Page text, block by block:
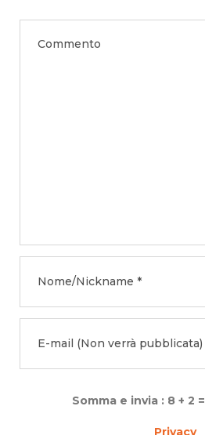
Somma e invia : 8 + 2 =
Privacy